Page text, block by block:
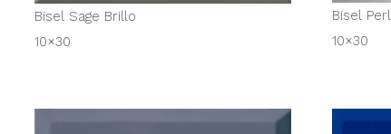
Bisel Sage Brillo
10×30
Bisel
10×30